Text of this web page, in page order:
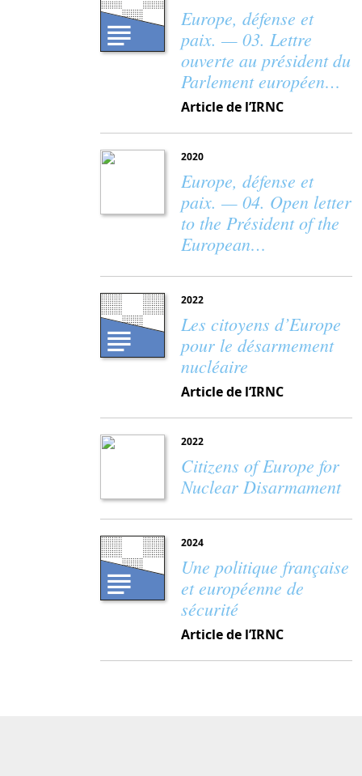
Europe, défense et
paix. — 03. Lettre
ouverte au président du
Parlement européen…
Article de l’IRNC
2020
Europe, défense et
paix. — 04. Open letter
to the Président of the
European…
2022
Les citoyens d’Europe
pour le désarmement
nucléaire
Article de l’IRNC
2022
Citizens of Europe for
Nuclear Disarmament
2024
Une politique française
et européenne de
sécurité
Article de l’IRNC